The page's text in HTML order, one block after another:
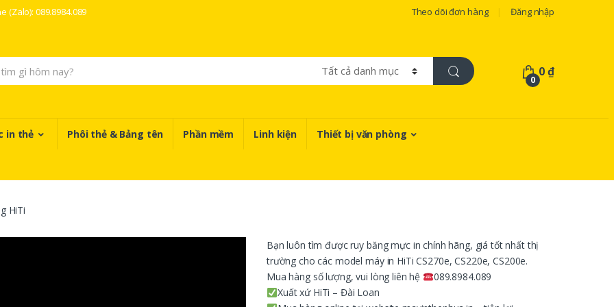
(Zalo): 089.8984.089 Theo dõi đơn hàng Đăng nhập
0
0₫
in thẻ Phôi thẻ & Bảng tên Phần mềm Linh kiện Thiết bị văn phòng
HiTi
Bạn luôn tìm được ruy băng mực in chính hãng, giá tốt nhất thị
trường cho các model máy in HiTi CS270e, CS220e, CS200e.
Mua hàng số lượng, vui lòng liên hệ
089.8984.089
Xuất xứ HiTi – Đài Loan